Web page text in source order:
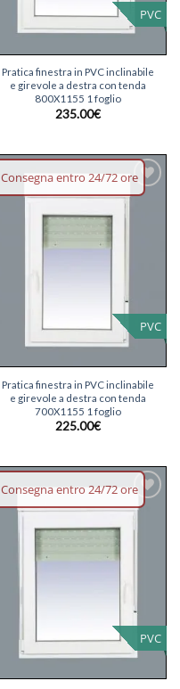
PVC
Pratica finestra in PVC inclinabile
e girevole a destra con tenda
800X1155 1 foglio
235.00€
Consegna entro 24/72 ore
PVC
Aggiungi
Pratica finestra in PVC inclinabile
e girevole a destra con tenda
700X1155 1 foglio
225.00€
Consegna entro 24/72 ore
PVC
Aggiungi